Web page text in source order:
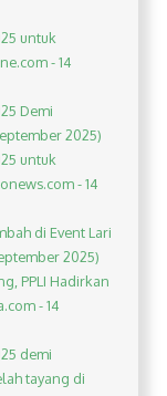
untuk
- 14
Demi
2025)
untuk
- 14
di Event Lari
2025)
PPLI Hadirkan
- 14
demi
tayang di